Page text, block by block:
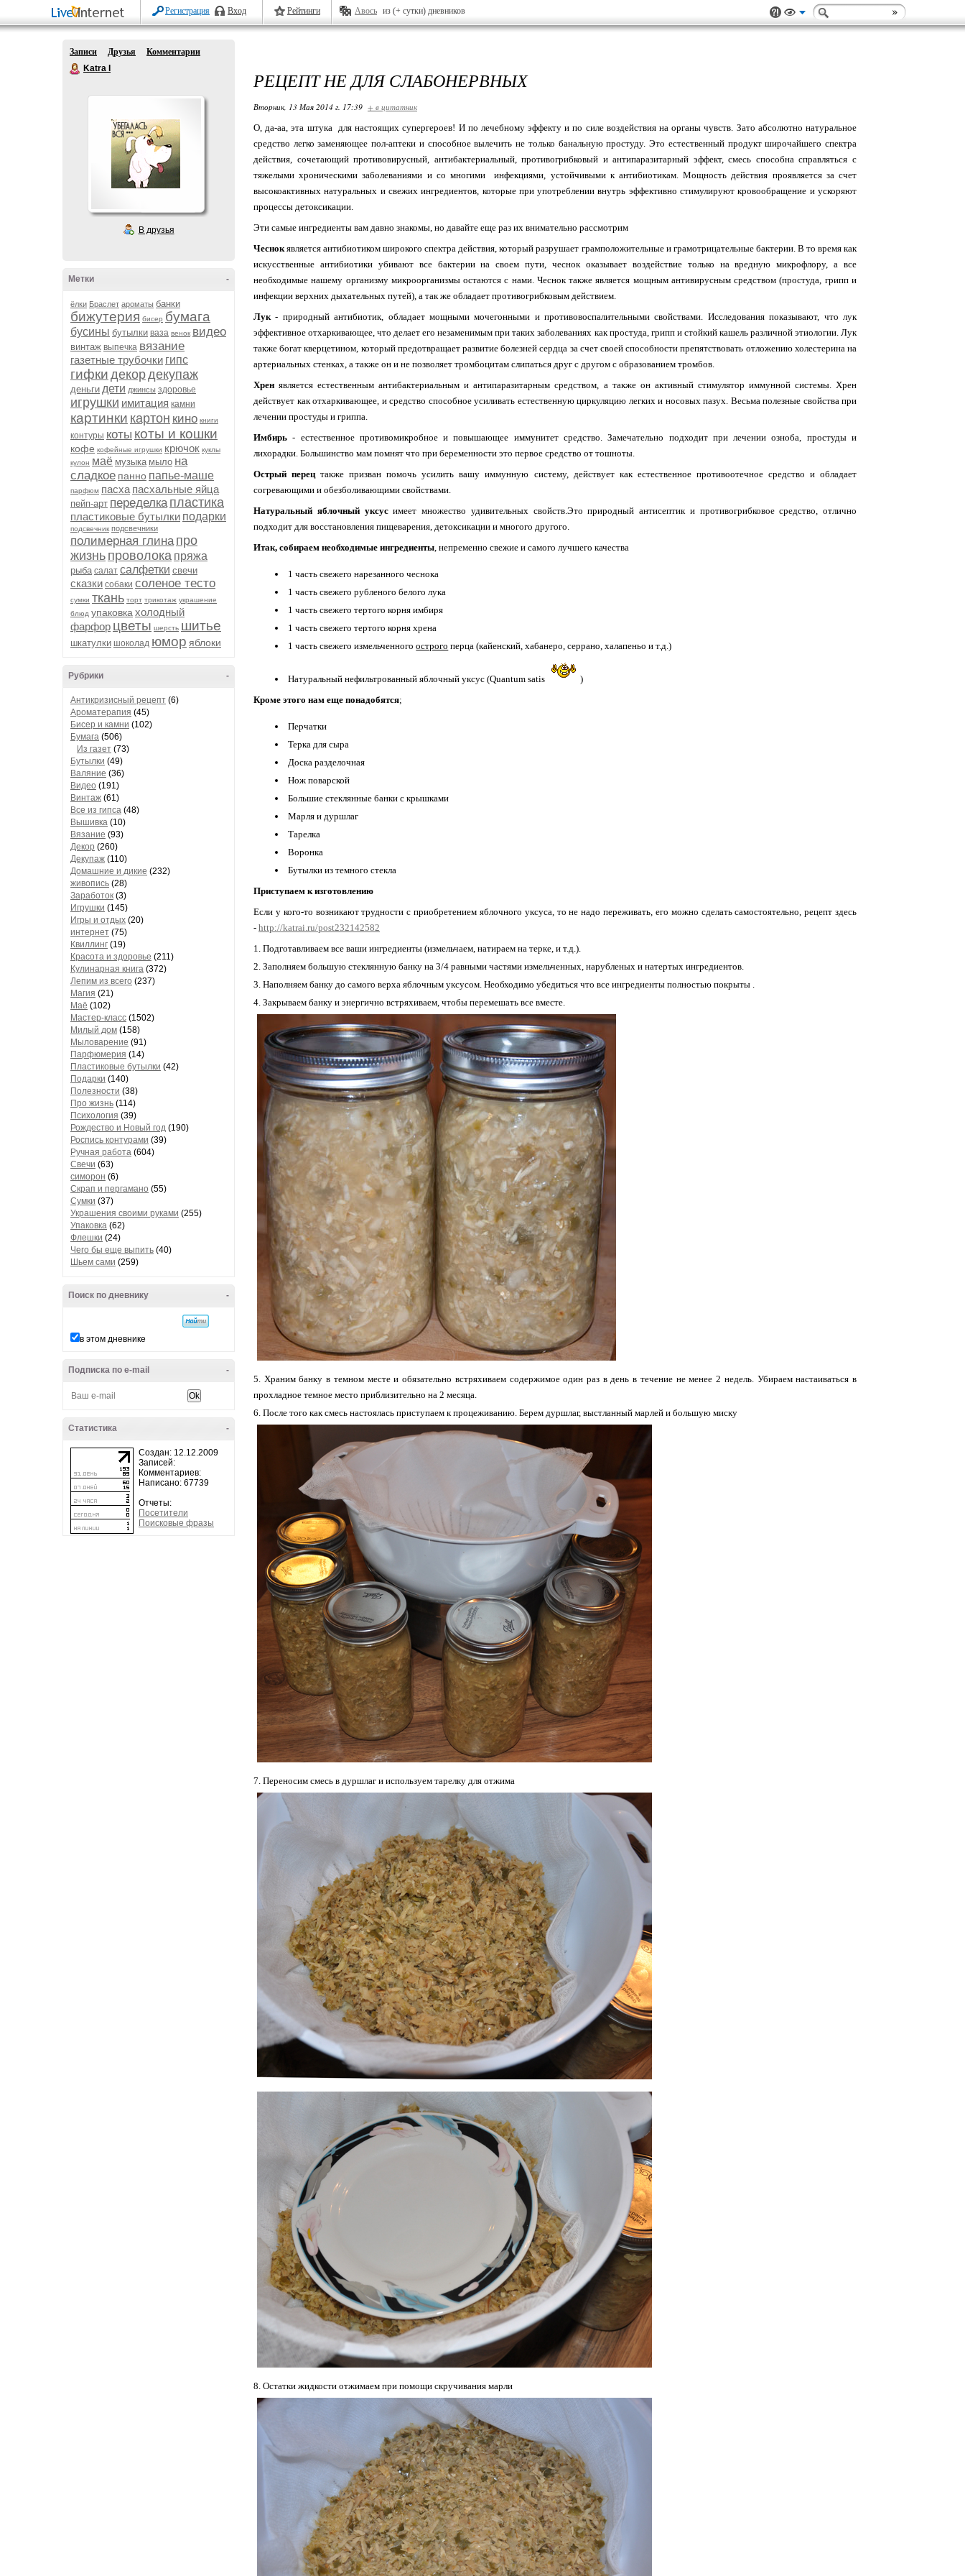
Регистрация Вход Рейтинги Авось из (+ сутки) дневников
Записи Друзья
Комментарии
Katra I
В друзья
-
Метки
ёлки Браслет ароматы банки
бижутерия бисер бумага
бусины бутылки ваза венок видео
винтаж выпечка вязание
газетные трубочки гипс
гифки декордекупаж
деньги дети джинсы здоровье
игрушки имитация камни
картинки картон кино книги
контуры коты коты и кошки
кофе кофейные игрушки крючок куклы
кулон маё музыка мыло на
сладкое панно папье-маше
парфюм пасха пасхальные яйца
пейп-арт переделка пластика
пластиковые бутылки подарки
подсвечник подсвечники
полимерная глина про
жизнь проволока пряжа
рыба салат салфетки свечи
сказки собаки соленое тесто
сумки ткань торт трикотаж украшение
блюд упаковка холодный
фарфор цветы шерсть шитье
шкатулки шоколад юмор яблоки
-
Рубрики
Антикризисный рецепт (6)
Ароматерапия (45)
Бисер и камни (102)
Бумага (506)
Из газет (73)
Бутылки (49)
Валяние (36)
Видео (191)
Винтаж (61)
Все из гипса (48)
Вышивка (10)
Вязание (93)
Декор (260)
Декупаж (110)
Домашние и дикие (232)
живопись (28)
Заработок (3)
Игрушки (145)
Игры и отдых (20)
интернет (75)
Квиллинг (19)
Красота и здоровье (211)
Кулинарная книга (372)
Лепим из всего (237)
Магия (21)
Маё (102)
Мастер-класс (1502)
Милый дом (158)
Мыловарение (91)
Парфюмерия (14)
Пластиковые бутылки (42)
Подарки (140)
Полезности (38)
Про жизнь (114)
Психология (39)
Рождество и Новый год (190)
Роспись контурами (39)
Ручная работа (604)
Свечи (63)
симорон (6)
Скрап и пергамано (55)
Сумки (37)
Украшения своими руками (255)
Упаковка (62)
Флешки (24)
Чего бы еще выпить (40)
Шьем сами (259)
-
Поиск по дневнику
в этом дневнике
-
Подписка по e-mail
-
Статистика
Создан: 12.12.2009
Записей:
Комментариев:
Написано: 67739
Отчеты:
Посетители
Поисковые фразы
РЕЦЕПТ НЕ ДЛЯ СЛАБОНЕРВНЫХ
Вторник, 13 Мая 2014 г. 17:39 + в цитатник
О, да-аа, эта штука для настоящих супергероев! И по лечебному эффекту и по силе воздействия на органы чувств. Зато абсолютно натуральное
средство легко заменяющее пол-аптеки и способное вылечить не только банальную простуду. Это естественный продукт широчайшего спектра
действия, сочетающий противовирусный, антибактериальный, противогрибковый и антипаразитарный эффект, смесь способна справляться с
тяжелыми хроническими заболеваниями и со многими инфекциями, устойчивыми к антибиотикам. Мощность действия проявляется за счет
высокоактивных натуральных и свежих ингредиентов, которые при употреблении внутрь эффективно стимулируют кровообращение и ускоряют
процессы детоксикации.
Эти самые ингредиенты вам давно знакомы, но давайте еще раз их внимательно рассмотрим
Чеснокявляется антибиотиком широкого спектра действия, который разрушает грамположительные и грамотрицательные бактерии. В то время как
искусственные антибиотики убивают все бактерии на своем пути, чеснок оказывает воздействие только на вредную микрофлору, а все
необходимые нашему организму микроорганизмы остаются с нами. Чеснок также является мощным антивирусным средством (простуда, грипп и
инфекции верхних дыхательных путей), а так же обладает противогрибковым действием.
Лук- природный антибиотик, обладает мощными мочегонными и противовоспалительными свойствами. Исследования показывают, что лук
эффективное отхаркивающее, что делает его незаменимым при таких заболеваниях как простуда, грипп и стойкий кашель различной этиологии. Лук
также богат кверцетином, который предотвращает развитие болезней сердца за счет своей способности препятствовать отложению холестерина на
артериальных стенках, а также он и не позволяет тромбоцитам слипаться друг с другом с образованием тромбов.
Хрен является естественным антибактериальным и антипаразитарным средством, а также он активный стимулятор иммунной системы. Хрен
действует как отхаркивающее, и средство способное усиливать естественную циркуляцию легких и носовых пазух. Весьма полезные свойства при
лечении простуды и гриппа.
Имбирь - естественное противомикробное и повышающее иммунитет средство. Замечательно подходит при лечении озноба, простуды и
лихорадки. Большинство мам помнят что при беременности это первое средство от тошноты.
Острый перецтакже призван помочь усилить вашу иммунную систему, действует как естественное противоотечное средство и обладает
согревающими и обезболивающими свойствами.
Натуральный яблочный уксусимеет множество удивительных свойств.Это природный антисептик и противогрибковое средство, отлично
подходит для восстановления пищеварения, детоксикации и многого другого.
Итак, собираем необходимые ингредиенты, непременно свежие и самого лучшего качества
1 часть свежего нарезанного чеснока
1 часть свежего рубленого белого лука
1 часть свежего тертого корня имбиря
1 часть свежего тертого корня хрена
1 часть свежего измельченногоострого перца (кайенский, хабанеро, серрано, халапеньо и т.д.)
Натуральный нефильтрованный яблочный уксус (Quantum satis
)
Кроме этого нам еще понадобятся;
Перчатки
Терка для сыра
Доска разделочная
Нож поварской
Большие стеклянные банки с крышками
Марля и дуршлаг
Тарелка
Воронка
Бутылки из темного стекла
Приступаем к изготовлению
Если у кого-то возникают трудности с приобретением яблочного уксуса, то не надо переживать, его можно сделать самостоятельно, рецепт здесь
- http://katrai.ru/post232142582
Подготавливаем все ваши ингредиенты (измельчаем, натираем на терке, и т.д.).
Заполняем большую стеклянную банку на 3/4 равными частями измельченных, нарубленых и натертых ингредиентов.
Наполняем банку до самого верха яблочным уксусом. Необходимо убедиться что все ингредиенты полностью покрыты .
Закрываем банку и энергично встряхиваем, чтобы перемешать все вместе.
Храним банку в темном месте и обязательно встряхиваем содержимое один раз в день в течение не менее 2 недель. Убираем настаиваться в
прохладное темное место приблизительно на 2 месяца.
После того как смесь настоялась приступаем к процеживанию. Берем дуршлаг, выстланный марлей и большую миску
Переносим смесь в дуршлаг и используем тарелку для отжима
Остатки жидкости отжимаем при помощи скручивания марли